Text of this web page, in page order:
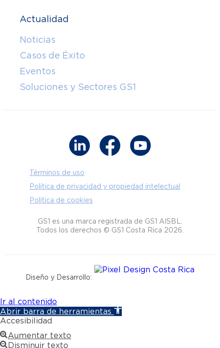
Actualidad
Noticias
Casos de Éxito
Eventos
Soluciones y Sectores GS1
Términos de uso
Política de privacidad y propiedad intelectual
Política de cookies
GS1 es una marca registrada de GS1 AISBL.
Todos los derechos © GS1 Costa Rica 2026.
Diseño y Desarrollo:
Ir al contenido
Abrir barra de herramientas
Accesibilidad
Aumentar texto
Disminuir texto